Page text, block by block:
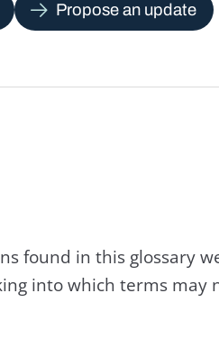
Propose an update
found in this glossary
into which terms